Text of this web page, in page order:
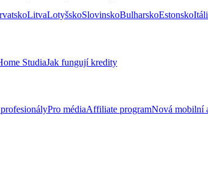
LitvaLotyšskoSlovinskoBulharskoEstonsko
StudiaJak fungují kredity
Pro médiaAffiliate programNová mobilní